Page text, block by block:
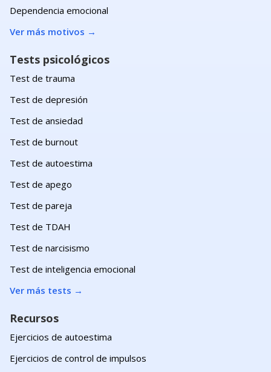
Dependencia emocional
Ver más motivos →
Tests psicológicos
Test de trauma
Test de depresión
Test de ansiedad
Test de burnout
Test de autoestima
Test de apego
Test de pareja
Test de TDAH
Test de narcisismo
Test de inteligencia emocional
Ver más tests →
Recursos
Ejercicios de autoestima
Ejercicios de control de impulsos